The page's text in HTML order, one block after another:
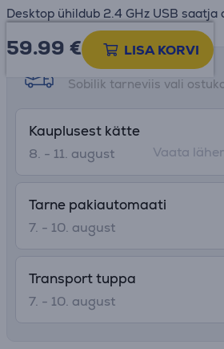
Desktop ühildub 2.4 GHz USB saatja
59.99 € LISA KORVI
Tarne võimalused
Sobilik tarneviis vali
Kauplusest kätte
8. - 11. august
Vaata
Tarne pakiautomaati
7. - 10. august
Transport tuppa
7. - 10. august